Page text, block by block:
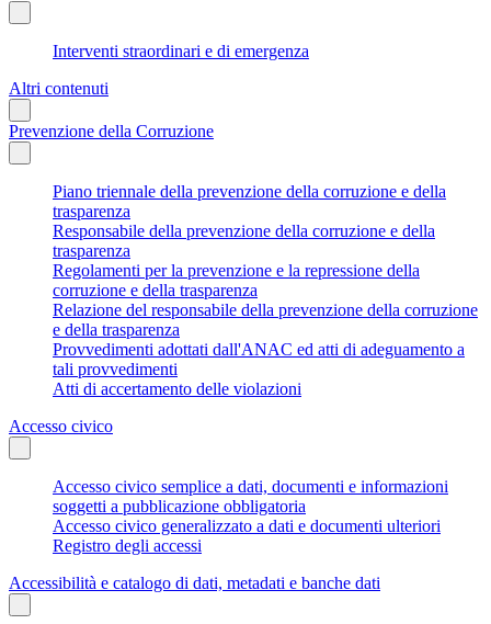
Interventi straordinari e di emergenza
Altri contenuti
Prevenzione della Corruzione
Piano triennale della prevenzione della corruzione e della
trasparenza
Responsabile della prevenzione della corruzione e della
trasparenza
Regolamenti per la prevenzione e la repressione della
corruzione e della trasparenza
Relazione del responsabile della prevenzione della corruzione
e della trasparenza
Provvedimenti adottati dall'ANAC ed atti di adeguamento a
tali provvedimenti
Atti di accertamento delle violazioni
Accesso civico
Accesso civico semplice a dati, documenti e informazioni
soggetti a pubblicazione obbligatoria
Accesso civico generalizzato a dati e documenti ulteriori
Registro degli accessi
Accessibilità e catalogo di dati, metadati e banche dati